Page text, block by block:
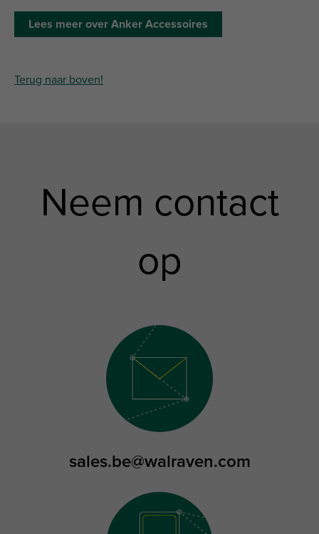
Lees meer over Anker Accessoires
Terug naar boven!
Neem contact
op
sales.be@walraven.com